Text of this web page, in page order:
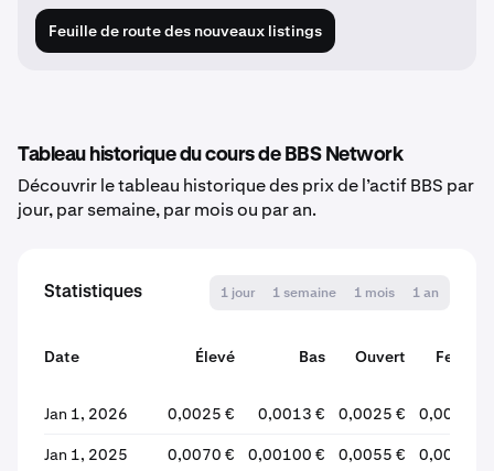
Feuille de route des nouveaux listings
Tableau historique du cours de BBS Network
Découvrir le tableau historique des prix de l’actif BBS par
jour, par semaine, par mois ou par an.
Statistiques 1 jour 1 semaine 1 mois 1 an
Date Élevé Bas Ouvert Fermer
Jan 1, 2026 0,0025 € 0,0013 € 0,0025 € 0,0014 €
Jan 1, 2025 0,0070 € 0,00100 € 0,0055 € 0,0025 €